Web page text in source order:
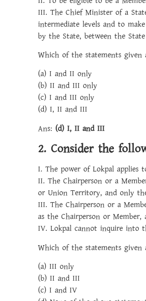
III. The Chief Minister of a
intermediate levels and to
by the State, between the
Which of the statements given
(a) I and II only
(b) II and III only
(c) I and III only
(d) I, II and III
Ans: (d) I, II and III
2. Consider the
I. The power of Lokpal applies
II. The Chairperson or a
or Union Territory, and only
III. The Chairperson or a
as the Chairperson or Member,
IV. Lokpal cannot inquire into
Which of the statements given
(a) III only
(b) II and III
(c) I and IV